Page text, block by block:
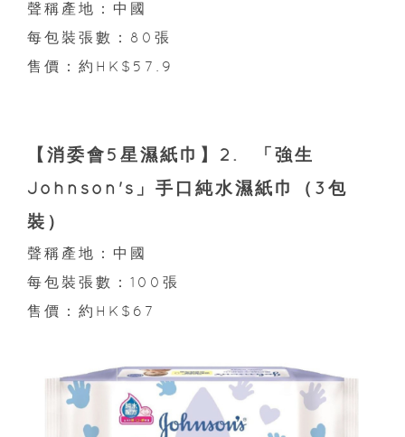
聲稱產地：中國
每包裝張數：80張
售價：約HK$57.9
【消委會5星濕紙巾】2. 「強生
Johnson's」手口純水濕紙巾（3包
裝）
聲稱產地：中國
每包裝張數：100張
售價：約HK$67